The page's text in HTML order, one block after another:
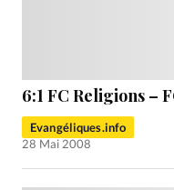
6:1 FC Religions –
Evangéliques.info
28 Mai 2008